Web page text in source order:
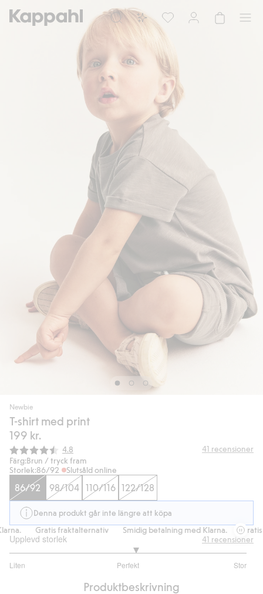
Newbie
T-shirt med print
199 kr.
Snittbetyg:
4.8 41 recensioner
Färg:Brun / tryck fram
Storlek:86/92 Slutsåld online
86/92 98/104 110/116 122/128
Denna produkt går inte längre att köpa
Gratis fraktalternativ Smidig betalning med Klarna. Gratis
Upplevd storlek
Liten Perfekt Stor
utav
41 recensioner
Produktbeskrivning